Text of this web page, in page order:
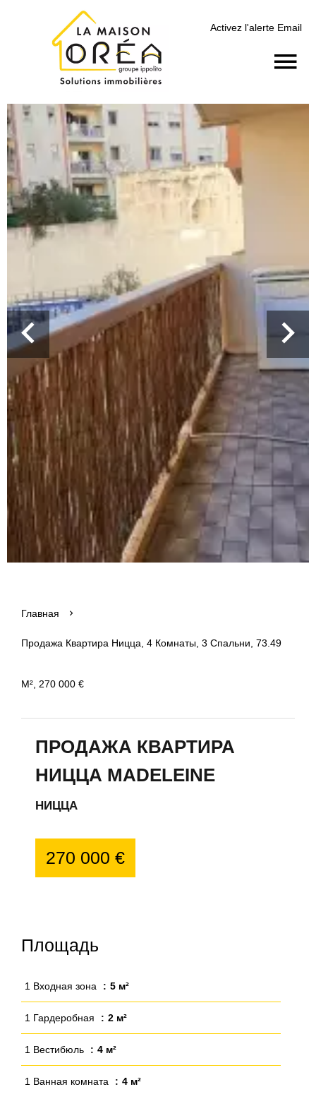
Activez l'alerte Email
Главная
Продажа Квартира Ницца, 4 Комнаты, 3 Спальни, 73.49
М², 270 000 €
ПРОДАЖА КВАРТИРА
НИЦЦА MADELEINE
НИЦЦА
270 000 €
Площадь
1 Входная зона 5 м²
1 Гардеробная 2 м²
1 Вестибюль 4 м²
1 Ванная комната 4 м²